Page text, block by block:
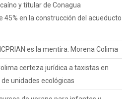
y titular de Conagua
45% en la construcción del acueducto
es la mentira: Morena Colima
certeza jurídica a taxistas en
unidades ecológicas